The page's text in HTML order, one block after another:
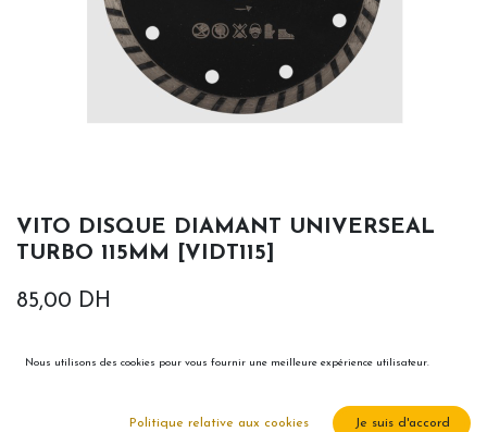
VITO DISQUE DIAMANT UNIVERSEAL
TURBO 115MM [VIDT115]
85,00 DH
Nous utilisons des cookies pour vous fournir une meilleure expérience utilisateur.
Politique relative aux cookies Je suis d'accord